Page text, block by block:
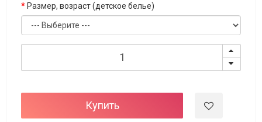
Размер, возраст (детское белье)
Купить